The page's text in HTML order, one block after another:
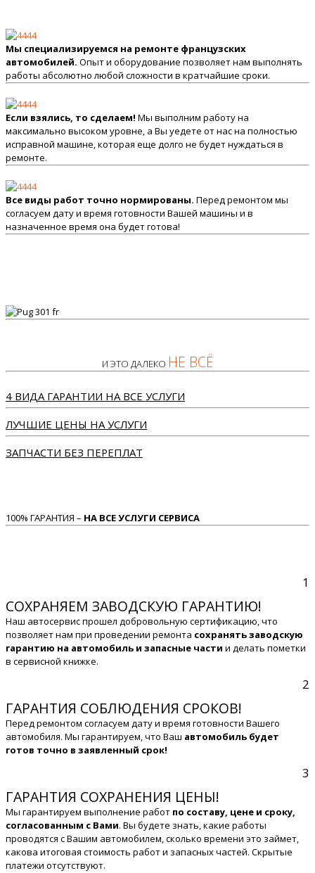
Мы специализируемся на ремонте французских
автомобилей. Опыт и оборудование позволяет нам выполнять
работы абсолютно любой сложности в кратчайшие сроки.
Если взялись, то сделаем! Мы выполним работу на
максимально высоком уровне, а Вы уедете от нас на полностью
исправной машине, которая еще долго не будет нуждаться в
ремонте.
Все виды работ точно нормированы. Перед ремонтом мы
согласуем дату и время готовности Вашей машины и в
назначенное время она будет готова!
И ЭТО ДАЛЕКО НЕ ВСЁ
4 ВИДА ГАРАНТИИ НА ВСЕ УСЛУГИ
ЛУЧШИЕ ЦЕНЫ НА УСЛУГИ
ЗАПЧАСТИ БЕЗ ПЕРЕПЛАТ
100% ГАРАНТИЯ – НА ВСЕ УСЛУГИ СЕРВИСА
1
СОХРАНЯЕМ ЗАВОДСКУЮ ГАРАНТИЮ!
Наш автосервис прошел добровольную сертификацию, что
позволяет нам при проведении ремонта сохранять заводскую
гарантию на автомобиль и запасные части и делать пометки
в сервисной книжке.
2
ГАРАНТИЯ СОБЛЮДЕНИЯ СРОКОВ!
Перед ремонтом согласуем дату и время готовности Вашего
автомобиля. Мы гарантируем, что Ваш автомобиль будет
готов точно в заявленный срок!
3
ГАРАНТИЯ СОХРАНЕНИЯ ЦЕНЫ!
Мы гарантируем выполнение работ по составу, цене и сроку,
согласованным с Вами. Вы будете знать, какие работы
проводятся с Вашим автомобилем, сколько времени это займет,
какова итоговая стоимость работ и запасных частей. Скрытые
платежи отсутствуют.